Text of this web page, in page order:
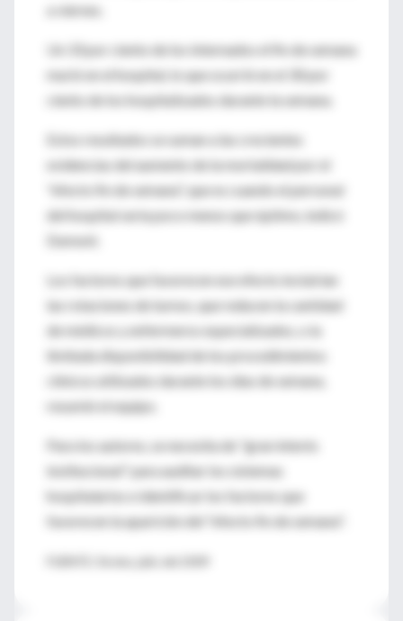
a viernes.
Un 33 por ciento de los internados el fin de semana
murió en el hospital, lo que ocurrió en el 30 por
ciento de los hospitalizados durante la semana.
Estos resultados se suman a las crecientes
evidencias del aumento de la mortalidad por el
"efecto fin de semana", que es cuando el personal
del hospital sería poco menos que óptimo, indicó
Dumont.
Los factores que favorecen ese efecto incluirían
las rotaciones de turnos, que reducen la cantidad
de médicos y enfermeros especializados, o la
limitada disponibilidad de los procedimientos
clínicos utilizados durante los días de semana,
resumió el equipo.
Para los autores, se necesita de "gran interés
institucional" para auditar los sistemas
hospitalarios e identificar los factores que
favorecen la aparición del "efecto fin de semana".